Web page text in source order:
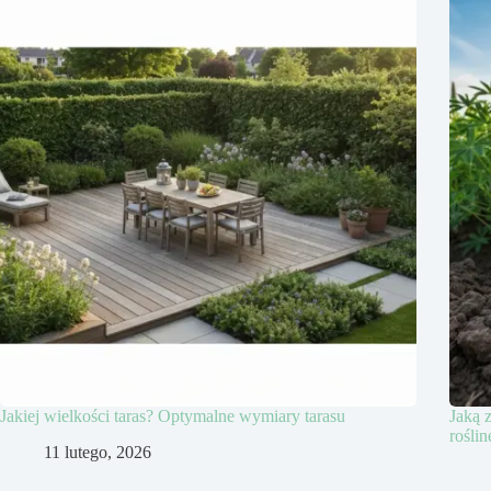
Jakiej wielkości taras? Optymalne wymiary tarasu
11 lutego, 2026
Jaką